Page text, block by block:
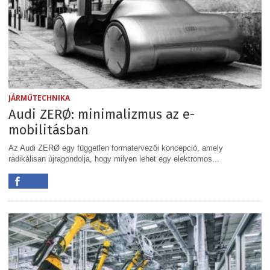
JÁRMŰTECHNIKA
Audi ZERØ: minimalizmus az e-
mobilitásban
Az Audi ZERØ egy független formatervezői koncepció, amely
radikálisan újragondolja, hogy milyen lehet egy elektromos...